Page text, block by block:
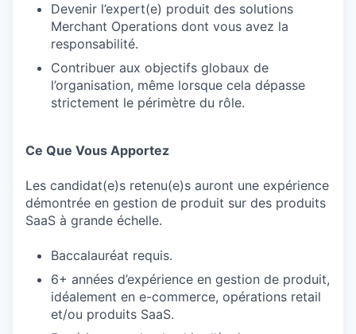
Devenir l’expert(e) produit des solutions
Merchant Operations dont vous avez la
responsabilité.
Contribuer aux objectifs globaux de
l’organisation, même lorsque cela dépasse
strictement le périmètre du rôle.
Ce Que Vous Apportez
Les candidat(e)s retenu(e)s auront une expérience
démontrée en gestion de produit sur des produits
SaaS à grande échelle.
Baccalauréat requis.
6+ années d’expérience en gestion de produit,
idéalement en e-commerce, opérations retail
et/ou produits SaaS.